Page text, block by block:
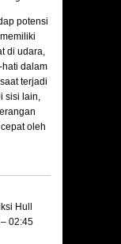
potensi
di udara,
hati dalam
terjadi
sisi lain,
oleh
Hull
02:45